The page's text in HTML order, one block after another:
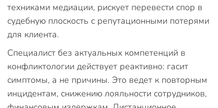
техниками медиации, рискует перевести спор в
судебную плоскость с репутационными потерями
для клиента.
Специалист без актуальных компетенций в
конфликтологии действует реактивно: гасит
симптомы, а не причины. Это ведет к повторным
инцидентам, снижению лояльности сотрудников,